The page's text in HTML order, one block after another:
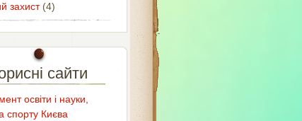
захист(4)
сайти
освіти і науки,
спорту Києва